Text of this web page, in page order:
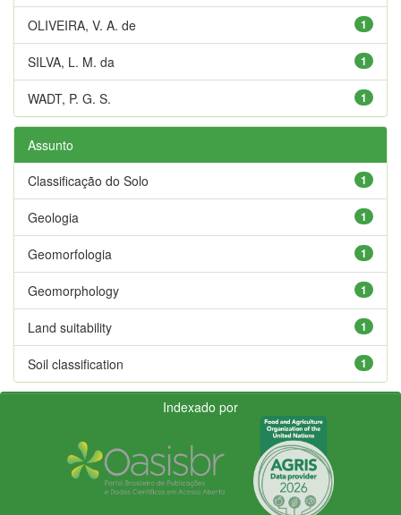
1
OLIVEIRA, V. A. de
1
SILVA, L. M. da
1
WADT, P. G. S.
Assunto
1
Classificação do Solo
1
Geologia
1
Geomorfologia
1
Geomorphology
1
Land suitability
1
Soil classification
Indexado por